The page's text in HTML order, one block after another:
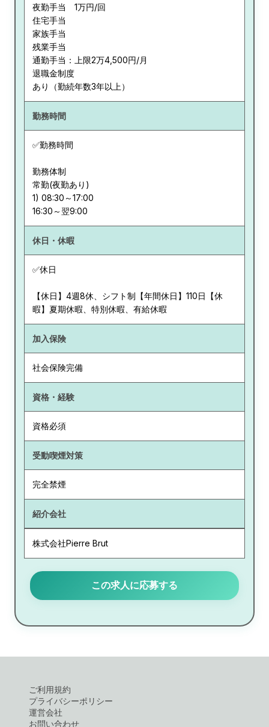
夜勤手当 1万円/回
住宅手当
家族手当
残業手当
通勤手当：上限2万4,500円/月
退職金制度
あり（勤続年数3年以上）
勤務時間
✅勤務時間
勤務体制
常勤(夜勤あり)
1) 08:30～17:00
休日・休暇
✅休日
【休日】4週8休、シフト制【年間休日】110日【休
暇】夏期休暇、特別休暇、有給休暇
加入保険
社会保険完備
資格・経験
資格必須
受動喫煙対策
完全禁煙
紹介会社
株式会社Pierre Brut
この求人に応募する
ご利用規約
プライバシーポリシー
運営会社
お問い合わせ